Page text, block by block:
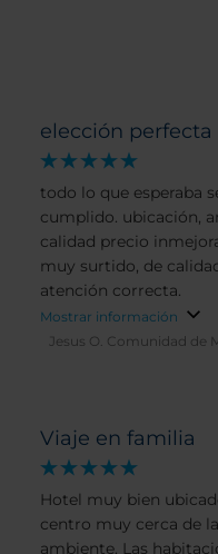
Viaje en familia
Hotel muy bien
centro muy cerca de
ambiente. Las
elección perfecta
todo lo que esperaba
cumplido. ubicación,
calidad precio
muy surtido, de
atención correcta.
Mostrar información
Jesus O. Comunidad de